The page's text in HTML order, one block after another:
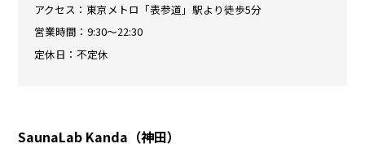
アクセス：東京メトロ「表参道」駅より徒歩5分
営業時間：9:30〜22:30
定休日：不定休
SaunaLab Kanda（神田）